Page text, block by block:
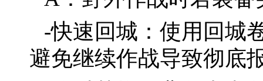
-快速回城：使用回城
避免继续作战导致彻底